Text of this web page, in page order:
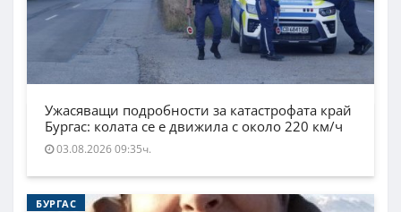
Ужасяващи подробности за катастрофата край
Бургас: колата се е движила с около 220 км/ч
03.08.2026 09:35ч.
БУРГАС